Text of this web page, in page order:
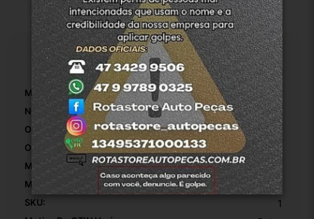
Especificações
Marca: Fiat
Número De Peça: 51917571
Origem: Original
OEM: 1
MPN: 1
Modelo: Grand Siena
SKU: 1